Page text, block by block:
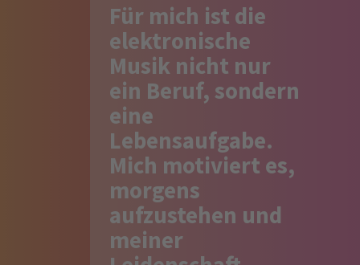
Für mich ist die
elektronische
Musik nicht nur
ein Beruf, sondern
eine
Lebensaufgabe.
Mich motiviert es,
morgens
aufzustehen und
meiner